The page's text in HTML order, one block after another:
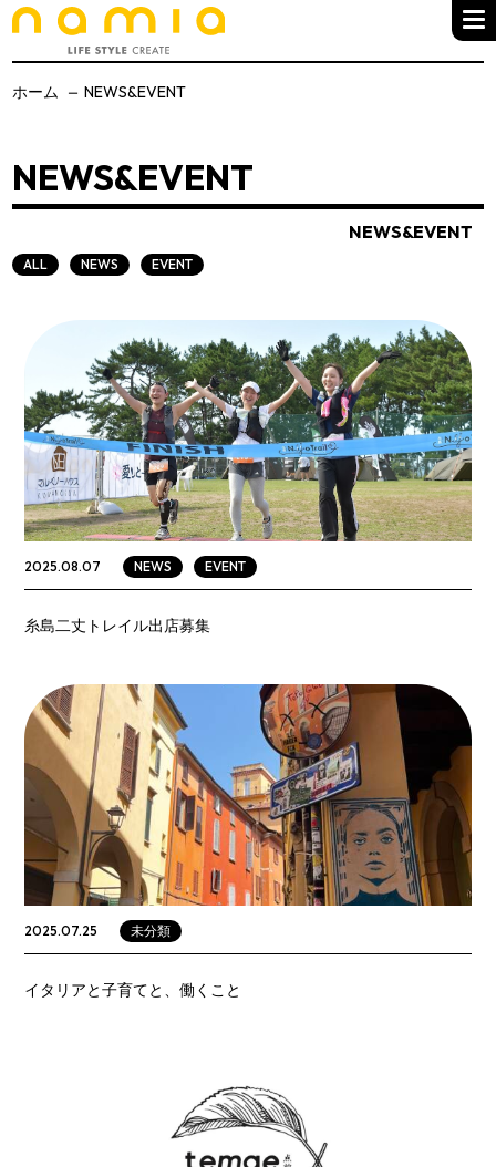
ホーム NEWS&EVENT
NEWS&EVENT
NEWS&EVENT
ALL NEWS EVENT
2025.08.07 NEWS EVENT
糸島二丈トレイル出店募集
2025.07.25 未分類
イタリアと子育てと、働くこと